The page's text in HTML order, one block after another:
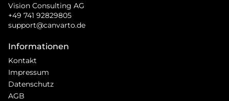
Vision Consulting AG
+49 741 92829805
support@canvarto.de
Informationen
Kontakt
Impressum
Datenschutz
AGB